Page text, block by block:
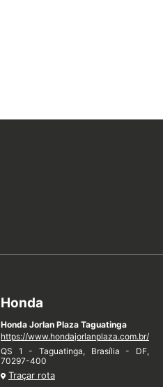
Honda
Honda Jorlan Plaza Taguatinga
https://www.hondajorlanplaza.com.br/
QS 1 - Taguatinga, Brasília - DF,
70297-400
Traçar rota